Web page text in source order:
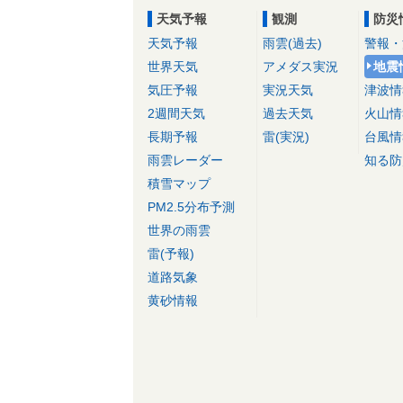
天気予報
天気予報
世界天気
気圧予報
2週間天気
長期予報
雨雲レーダー
積雪マップ
PM2.5分布予測
世界の雨雲
雷(予報)
道路気象
黄砂情報
観測
雨雲(過去)
アメダス実況
実況天気
過去天気
雷(実況)
防災
警報
地震
津波
火山
台風
知る